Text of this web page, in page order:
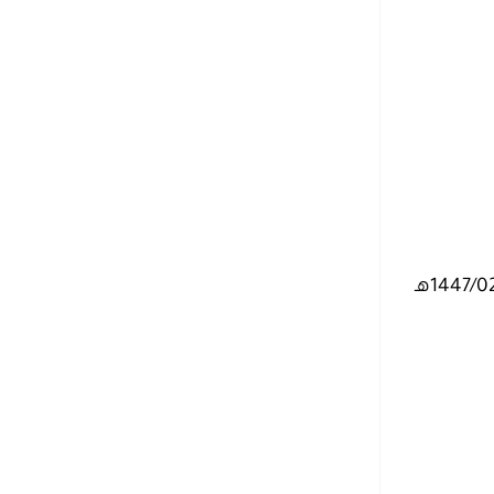
– التقديم متاح الآن بدأ اليوم الثلاثاء بتاريخ 1446/12/21هـ الموافق 2025/06/17م وينتهي التقديم يوم الثلاثاء بتاريخ 1447/02/04هـ